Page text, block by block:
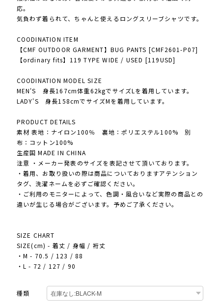
応。
気負わず着られて、ちゃんと使えるロングスリーブシャツです。
COODINATION ITEM
【CMF OUTDOOR GARMENT】BUG PANTS [CMF2601-P07]
【ordinary fits】119 TYPE WIDE / USED [119USD]
COODINATION MODEL SIZE
MEN'S 身長167cm体重62kgでサイズLを着用しています。
LADY'S 身長158cmでサイズMを着用しています。
PRODUCT DETAILS
素材 表地：ナイロン100％ 裏地：ポリエステル100% 別
布：コットン100%
生産国 MADE IN CHINA
注意 ・メーカー発表のサイズを表記させて頂いております。
・着用、お取り扱いの際は商品についておりますアテンション
タグ、洗濯ネームを必ずご確認ください。
・ご利用のモニターによって、色調・風合いなど実際の商品との
違いが生じる場合がございます。予めご了承ください。
SIZE CHART
SIZE(cm) - 着丈 / 身幅 / 裄丈
・M - 70.5 / 123 / 88
・L - 72 / 127 / 90
種類